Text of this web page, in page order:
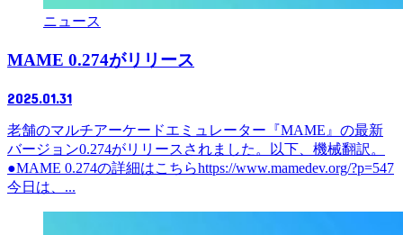
ニュース
MAME 0.274がリリース
2025.01.31
老舗のマルチアーケードエミュレーター『MAME』の最新
バージョン0.274がリリースされました。以下、機械翻訳。
●MAME 0.274の詳細はこちらhttps://www.mamedev.org/?p=547
今日は、...